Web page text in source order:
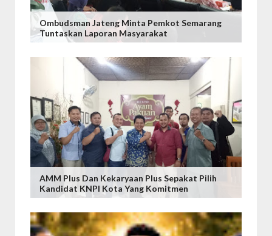
Ombudsman Jateng Minta Pemkot Semarang
Tuntaskan Laporan Masyarakat
AMM Plus Dan Kekaryaan Plus Sepakat Pilih
Kandidat KNPI Kota Yang Komitmen